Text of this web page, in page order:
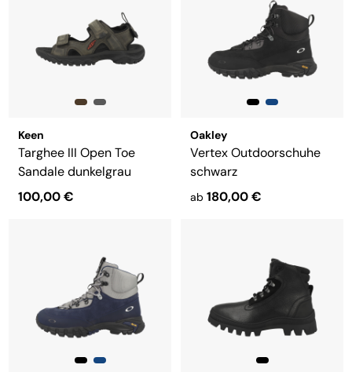
Keen
Targhee III Open Toe
Sandale dunkelgrau
100,00 €
Oakley
Vertex Outdoorschuhe
schwarz
ab 180,00 €